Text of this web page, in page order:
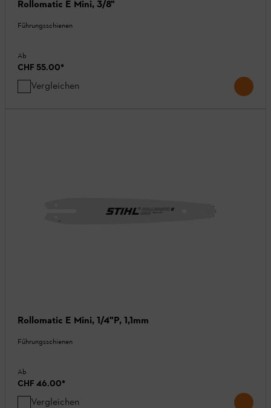
Rollomatic E Mini, 3/8"
Führungsschienen
Ab
CHF 55.00*
Vergleichen
Rollomatic E Mini, 1/4"P, 1,1mm
Führungsschienen
Ab
CHF 46.00*
Vergleichen